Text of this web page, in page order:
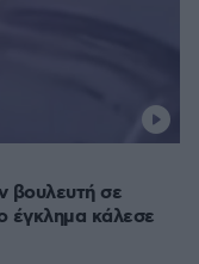
βουλευτή σε
έγκλημα κάλεσε